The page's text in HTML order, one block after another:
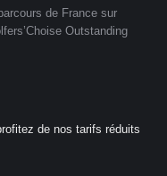
de France sur
Outstanding
de nos tarifs réduits